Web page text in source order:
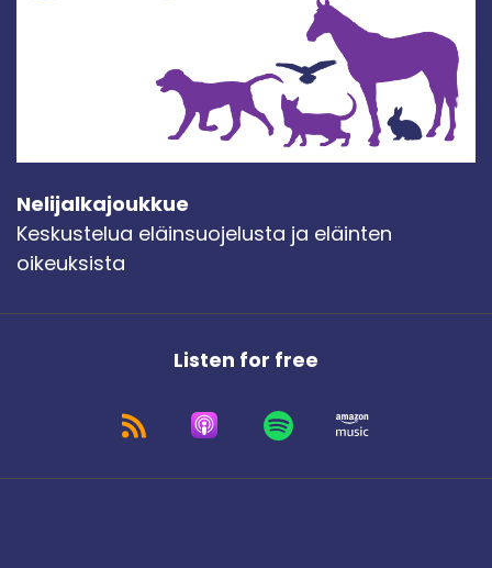
Nelijalkajoukkue
Keskustelua eläinsuojelusta ja eläinten
oikeuksista
Listen for free